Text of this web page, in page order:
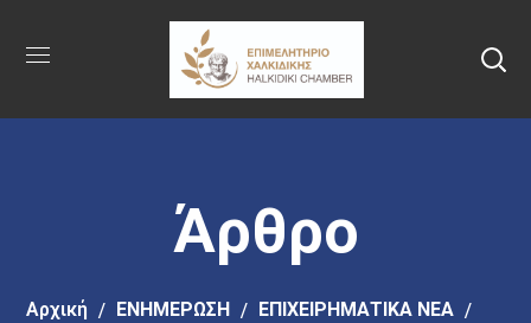
στο
περιεχόμενο
Άρθρο
Αρχική EΝΗΜΕΡΩΣΗ
ΕΠΙΧΕΙΡΗΜΑΤΙΚΑ ΝΕΑ